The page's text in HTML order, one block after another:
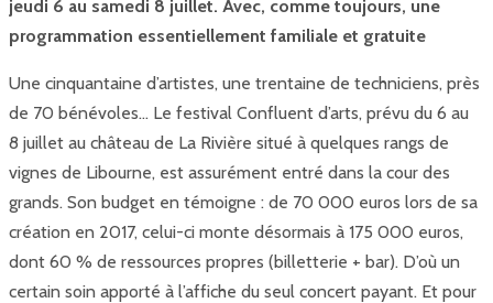
jeudi 6 au samedi 8 juillet. Avec, comme toujours, une
programmation essentiellement familiale et gratuite
Une cinquantaine d’artistes, une trentaine de techniciens, près
de 70 bénévoles… Le festival Confluent d’arts, prévu du 6 au
8 juillet au château de La Rivière situé à quelques rangs de
vignes de Libourne, est assurément entré dans la cour des
grands. Son budget en témoigne : de 70 000 euros lors de sa
création en 2017, celui-ci monte désormais à 175 000 euros,
dont 60 % de ressources propres (billetterie + bar). D’où un
certain soin apporté à l’affiche du seul concert payant. Et pour